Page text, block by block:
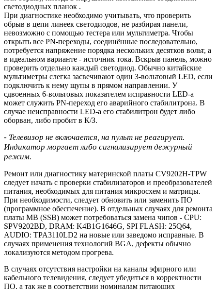
светодиодных планок .
При диагностике необходимо учитывать, что проверить
обрыв в цепи линеек светодиодов, не разбирая панели,
невозможно с помощью тестера или мультиметра. Чтобы
открыть все PN-переходы, соединённые последовательно,
потребуется напряжение порядка нескольких десятков вольт, а
в идеальном варианте - источник тока. Вскрыв панель, можно
проверить отдельно каждый светодиод. Обычно китайские
мультиметры слегка засвечивают один 3-вольтовый LED, если
подключить к нему щупы в прямом направлении. У
сдвоенных 6-вольтовых показателем исправности LED-а
может служить PN-переход его аварийного стабилитрона. В
случае неисправности LED-а его стабилитрон будет либо
оборван, либо пробит в К/З.
- Телевизор не включается, на пульт не реагирует.
Индикатор моргает либо сигнализирует дежурный
режим.
Ремонт или диагностику материнской платы CV9202H-TPW
следует начать с проверки стабилизаторов и преобразователей
питания, необходимых для питания микросхем и матрицы.
При необходимости, следует обновить или заменить ПО
(программное обеспечение). В отдельных случаях для ремонта
платы MB (SSB) может потребоваться замена чипов - CPU:
SPV9202BD, DRAM: K4B1G1646G, SPI FLASH: 25Q64,
AUDIO: TPA3110LD2 на новые или заведомо исправные. В
случаях применения технологий BGA, дефекты обычно
локализуются методом прогрева.
В случаях отсутствия настройки на каналы эфирного или
кабельного телевидения, следует убедиться в корректности
ПО, а так же в соответствии номиналам питающих